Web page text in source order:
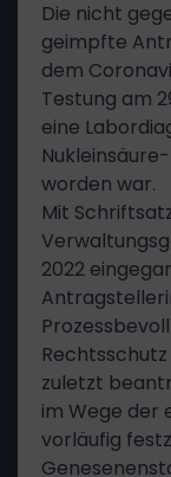
Die nicht
geimpfte
dem
Testung am
eine
worden war.
Mit
2022
Rechtsschutz
zuletzt
im Wege der
vorläufig